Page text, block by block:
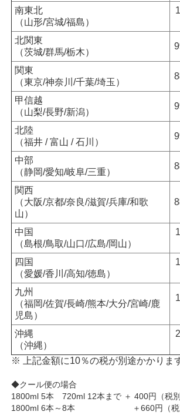
南東北
（山形/宮城/福島）
北関東
（茨城/群馬/栃木）
関東
（東京/神奈川/千葉/埼玉）
甲信越
（山梨/長野/新潟）
北陸
（福井 / 富山 / 石川）
中部
（静岡/愛知/岐阜/三重）
関西
（大阪/京都/奈良/滋賀/兵庫/和歌
山）
中国
（島根/鳥取/山口/広島/岡山）
四国
（愛媛/香川/高知/徳島）
九州
（福岡/佐賀/長崎/熊本/大分/宮崎/鹿
児島）
沖縄
（沖縄）
※ 上記金額に10％の税が別途かかりま
◆クール便の場合
1800ml 5本 720ml 12本まで ＋ 400円（税別
1800ml 6本～8本 ＋660円（税